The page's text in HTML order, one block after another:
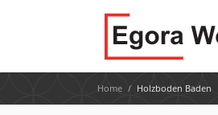
Home / Holzboden Baden